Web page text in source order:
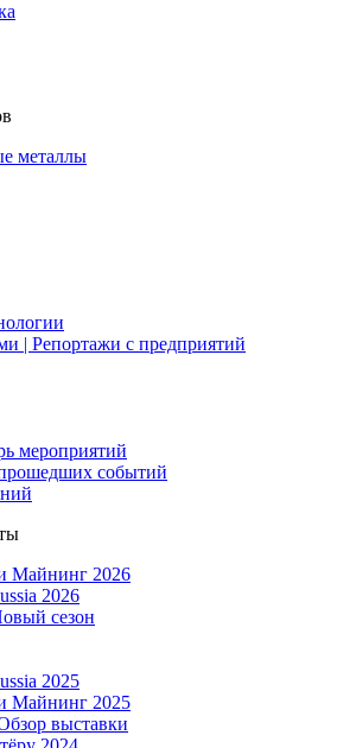
металлы
| Репортажи с предприятий
мероприятий
событий
Майнинг 2026
2026
сезон
2025
Майнинг 2025
выставки